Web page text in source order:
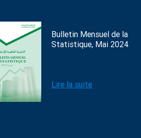
Bulletin Mensuel de la
Statistique, Mai 2024
Lire la suite